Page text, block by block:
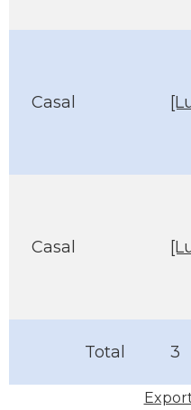
Casal
Casal
Total 3